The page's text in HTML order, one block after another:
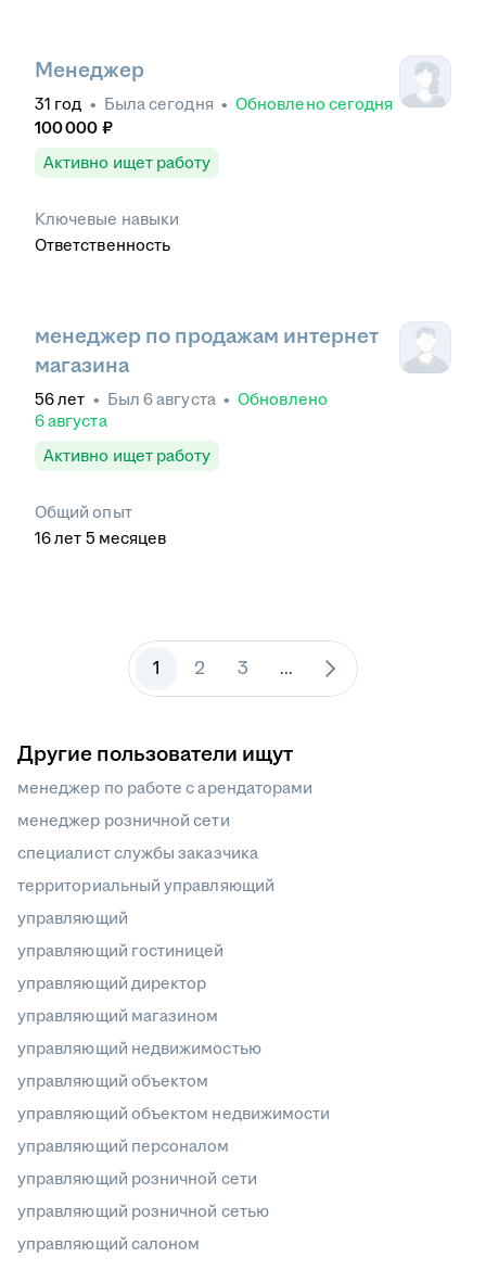
Менеджер
31 год • Быласегодня • Обновлено сегодня
100 000 ₽
Активно ищет работу
Ключевые навыки
Ответственность
менеджер по продажам интернет
магазина
56лет • Был 6 августа • Обновлено
6 августа
Активно ищет работу
Общий опыт
16лет 5 месяцев
1 2 3 ...
Другие пользователи ищут
менеджер по работе с арендаторами
менеджер розничной сети
специалист службы заказчика
территориальный управляющий
управляющий
управляющий гостиницей
управляющий директор
управляющий магазином
управляющий недвижимостью
управляющий объектом
управляющий объектом недвижимости
управляющий персоналом
управляющий розничной сети
управляющий розничной сетью
управляющий салоном